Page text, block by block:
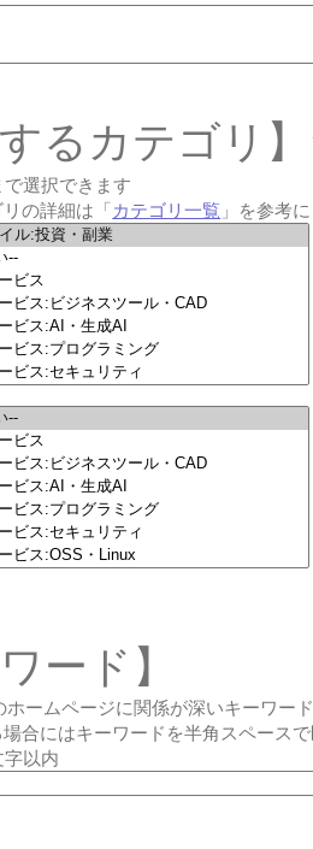
るカテゴリ】
で選択できます
の詳細は「 カテゴリ一覧 」を参考
ード】
ームページに関係が深いキーワー
合にはキーワードを半角スペース
字以内